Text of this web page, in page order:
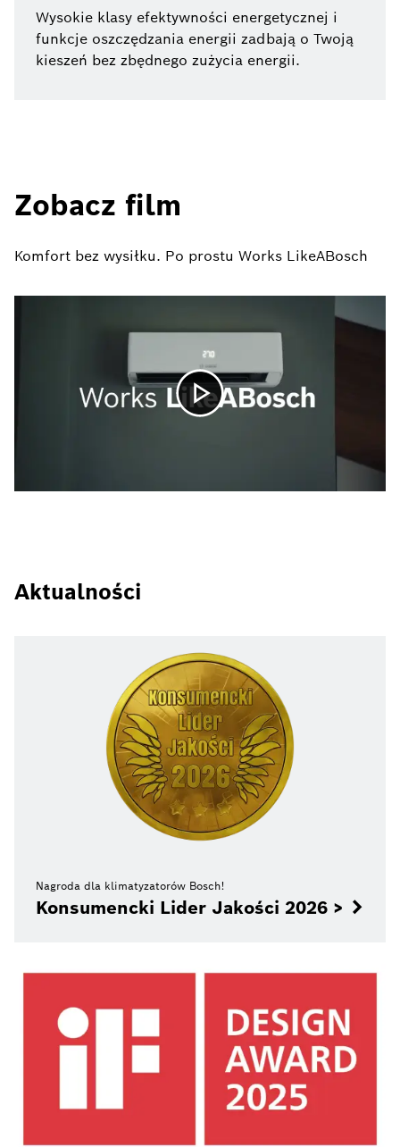
Wysokie klasy efektywności energetycznej i
funkcje oszczędzania energii zadbają o Twoją
kieszeń bez zbędnego zużycia energii.
Zobacz film
Komfort bez wysiłku. Po prostu Works LikeABosch
Aktualności
Nagroda dla klimatyzatorów Bosch!
Konsumencki Lider Jakości 2026 >